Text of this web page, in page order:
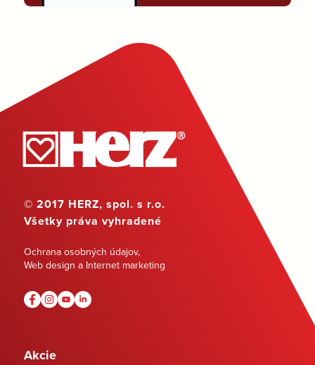
© 2017 HERZ, spol. s r.o.
Všetky práva vyhradené
Ochrana osobných údajov,
Web design a Internet marketing
Akcie